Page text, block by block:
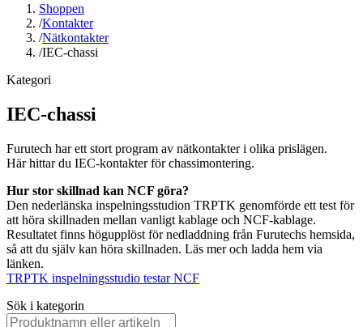
Shoppen
/Kontakter
/Nätkontakter
/IEC-chassi
Kategori
IEC-chassi
Furutech har ett stort program av nätkontakter i olika prislägen.
Här hittar du IEC-kontakter för chassimontering.
Hur stor skillnad kan NCF göra?
Den nederlänska inspelningsstudion TRPTK genomförde ett test för
att höra skillnaden mellan vanligt kablage och NCF-kablage.
Resultatet finns högupplöst för nedladdning från Furutechs hemsida,
så att du själv kan höra skillnaden. Läs mer och ladda hem via
länken.
TRPTK inspelningsstudio testar NCF
Sök i kategorin